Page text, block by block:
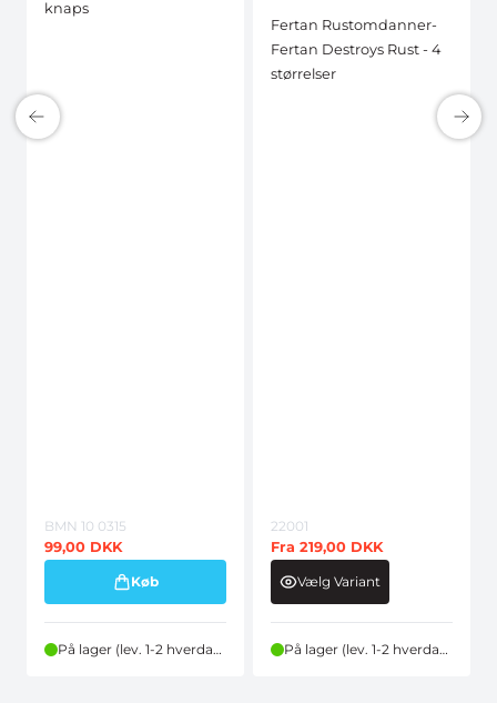
knaps
BMN 10 0315
99,00 DKK
Køb
På lager (lev. 1-2 hverdage)
Fertan Rustomdanner-
Fertan Destroys Rust - 4
størrelser
22001
Fra 219,00 DKK
Vælg Variant
På lager (lev. 1-2 hverdage)